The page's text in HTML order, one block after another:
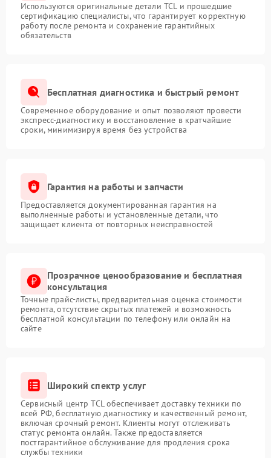
Используются оригинальные детали TCL и прошедшие
сертификацию специалисты, что гарантирует корректную
работу после ремонта и сохранение гарантийных
обязательств
Бесплатная диагностика и быстрый ремонт
Современное оборудование и опыт позволяют провести
экспресс-диагностику и восстановление в кратчайшие
сроки, минимизируя время без устройства
Гарантия на работы и запчасти
Предоставляется документированная гарантия на
выполненные работы и установленные детали, что
защищает клиента от повторных неисправностей
Прозрачное ценообразование и бесплатная
консультация
Точные прайс-листы, предварительная оценка стоимости
ремонта, отсутствие скрытых платежей и возможность
бесплатной консультации по телефону или онлайн на
сайте
Широкий спектр услуг
Сервисный центр TCL обеспечивает доставку техники по
всей РФ, бесплатную диагностику и качественный ремонт,
включая срочный ремонт. Клиенты могут отслеживать
статус ремонта онлайн. Также предоставляется
постгарантийное обслуживание для продления срока
службы техники